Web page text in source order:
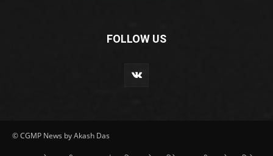
FOLLOW US
© CGMP News by Akash Das